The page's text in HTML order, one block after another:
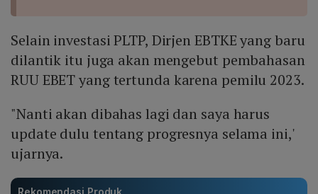
Selain investasi PLTP, Dirjen EBTKE yang baru
dilantik itu juga akan mengebut pembahasan
RUU EBET yang tertunda karena pemilu 2023.
"Nanti akan dibahas lagi dan saya harus
update dulu tentang progresnya selama ini,'
ujarnya.